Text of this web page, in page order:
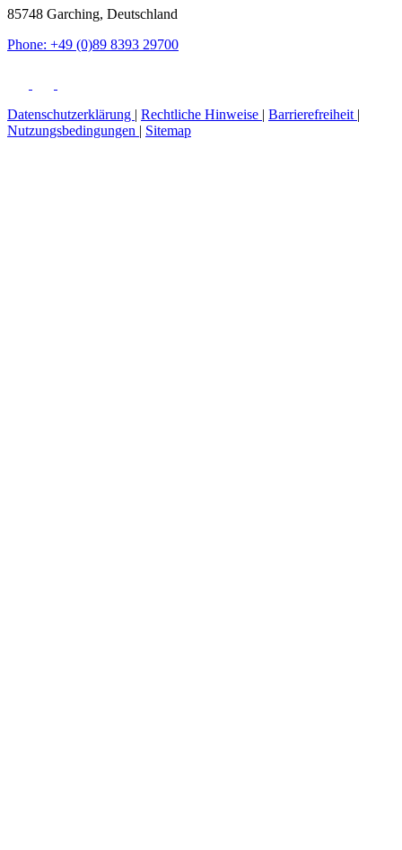
85748 Garching, Deutschland
Phone: +49 (0)89 8393 29700
Datenschutzerklärung | Rechtliche Hinweise | Barrierefreiheit |
Nutzungsbedingungen | Sitemap